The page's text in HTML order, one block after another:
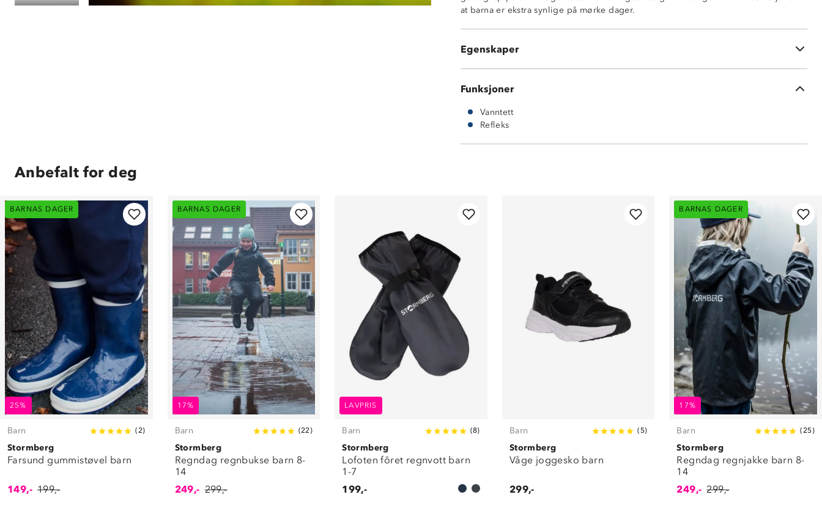
at barna er ekstra synlige på mørke dager.
Egenskaper
100% vanntett
Forsterket tå og hælparti
Funksjoner
Vanntett
Refleks
Anbefalt for deg
BARNAS DAGER
25%
Barn (2)
Stormberg
Farsund gummistøvel barn
149,- 199,-
BARNAS DAGER
17%
Barn (22)
Stormberg
Regndag regnbukse barn 8-
14
249,- 299,-
LAVPRIS
Barn (8)
Stormberg
Lofoten fôret regnvott barn
1-7
199,-
Barn (5)
Stormberg
Våge joggesko barn
299,-
BARNAS DAGER
17%
Barn (25)
Stormberg
Regndag regnjakke barn 8-
14
249,- 299,-